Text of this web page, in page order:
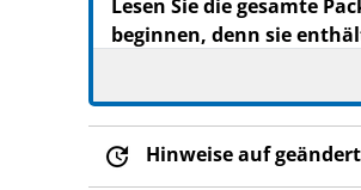
Lesen Sie die gesamte
beginnen, denn sie
Heben Sie die
Wenn Sie weitere
Dieses Arzneimittel
anderen Menschen
Hinweise auf